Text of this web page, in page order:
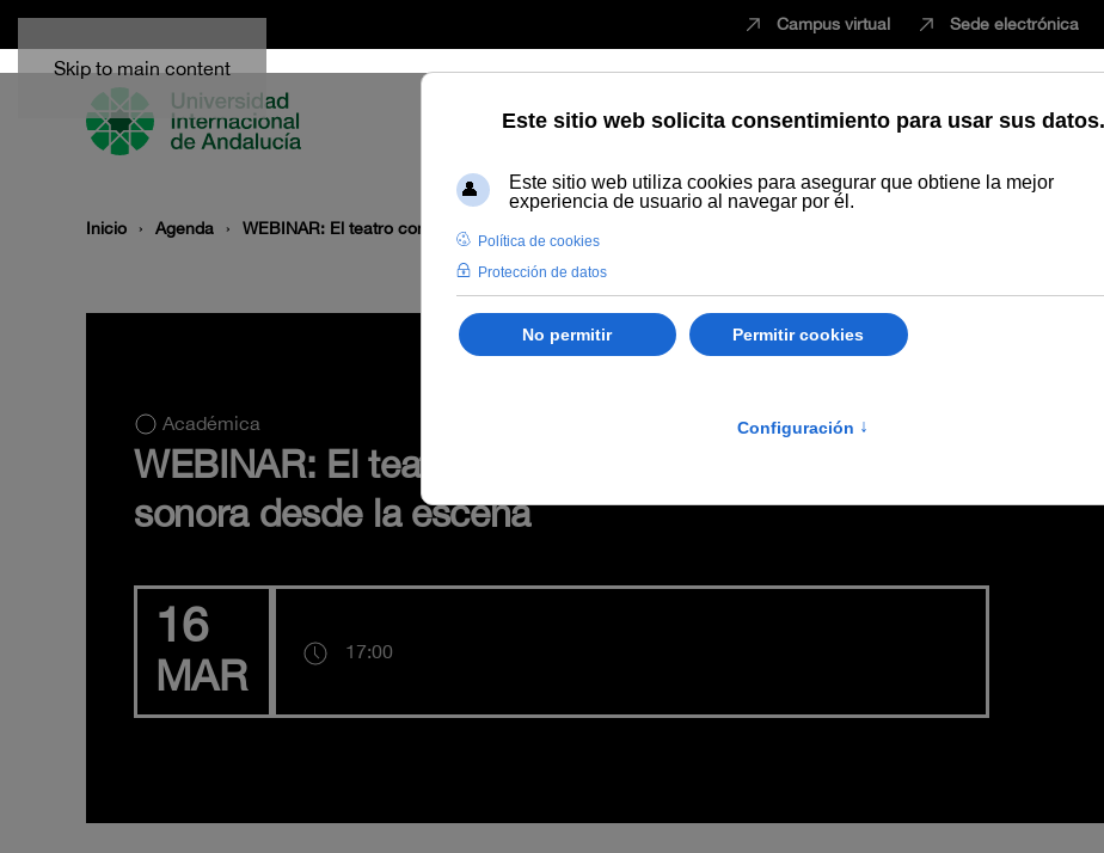
Skip to main content
Campus virtual Sede electrónica
EstudiarInnovaciónVida universitaria
Inicio Agenda WEBINAR: El teatro como escenario del patrimonio musical. Activar la memoria sonora desde la escena
Académica
WEBINAR: El teatro como escenario del patrimonio
sonora desde la escena
16
MAR 17:00